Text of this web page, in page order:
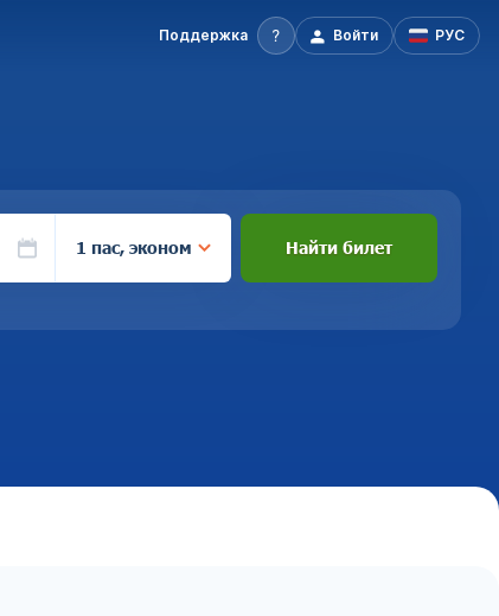
Поддержка Войти РУС
1 пас, эконом Найти билет